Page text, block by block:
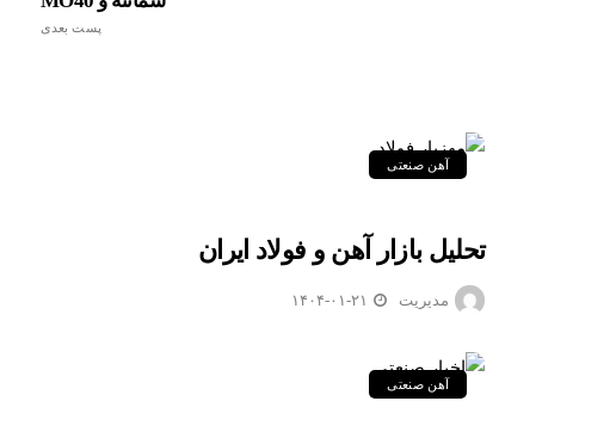
پست بعدی
آهن صنعتی
تحلیل بازار آهن و فولاد ایران
مدیریت ۱۴۰۴-۰۱-۲۱
آهن صنعتی